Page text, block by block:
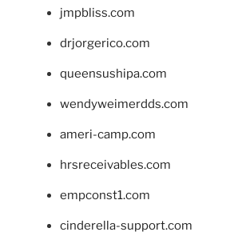
jmpbliss.com
drjorgerico.com
queensushipa.com
wendyweimerdds.com
ameri-camp.com
hrsreceivables.com
empconst1.com
cinderella-support.com